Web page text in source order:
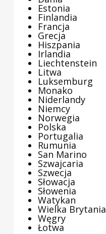
Estonia
Finlandia
Francja
Grecja
Hiszpania
Irlandia
Liechtenstein
Litwa
Luksemburg
Monako
Niderlandy
Niemcy
Norwegia
Polska
Portugalia
Rumunia
San Marino
Szwajcaria
Szwecja
Słowacja
Słowenia
Watykan
Wielka Brytania
Węgry
Łotwa